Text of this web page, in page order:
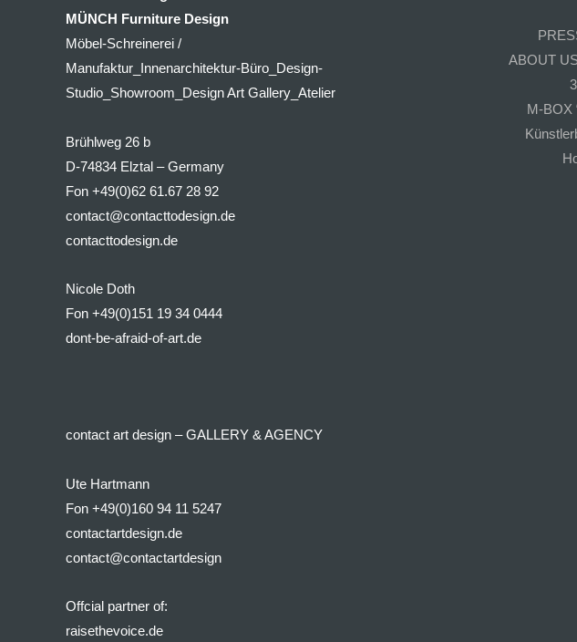
MÜNCH Furniture Design
Möbel-Schreinerei /
Manufaktur_Innenarchitektur-Büro_Design-
Studio_Showroom_Design Art Gallery_Atelier
Brühlweg 26 b
D-74834 Elztal – Germany
Fon +49(0)62 61.67 28 92
contact@contacttodesign.de
contacttodesign.de
Nicole Doth
Fon +49(0)151 19 34 0444
dont-be-afraid-of-art.de
contact art design – GALLERY & AGENCY
Ute Hartmann
Fon +49(0)160 94 11 5247
contactartdesign.de
contact@contactartdesign
Offcial partner of:
raisethevoice.de
ABOUT
M-BOX